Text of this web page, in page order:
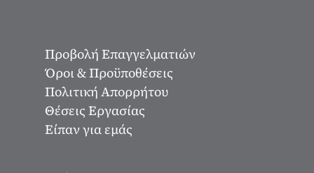
Προβολή Επαγγελματιών
Όροι & Προϋποθέσεις
Πολιτική Απορρήτου
Θέσεις Εργασίας
Είπαν για εμάς